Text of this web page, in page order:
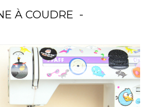
À COUDRE